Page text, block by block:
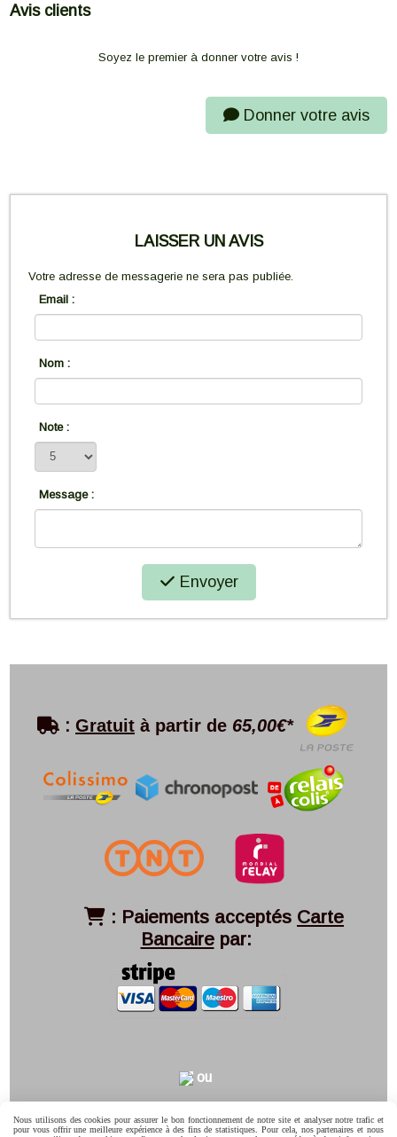
Avis clients
Soyez le premier à donner votre avis !
Donner votre avis
LAISSER UN AVIS
Votre adresse de messagerie ne sera pas publiée.
Email :
Nom :
Note :
Message :
Envoyer
 : Gratuit à partir de 65,00€*
 : Paiements acceptés Carte
Bancairepar:
ou
Nous utilisons des cookies pour assurer le bon fonctionnement de notre site et analyser notre trafic et
pour vous offrir une meilleure expérience à des fins de statistiques. Pour cela, nos partenaires et nous